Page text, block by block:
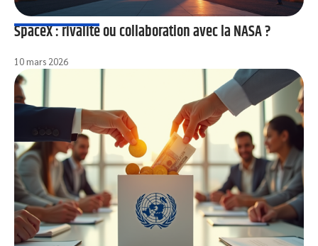
SpaceX : rivalité ou collaboration avec la NASA ?
10 mars 2026